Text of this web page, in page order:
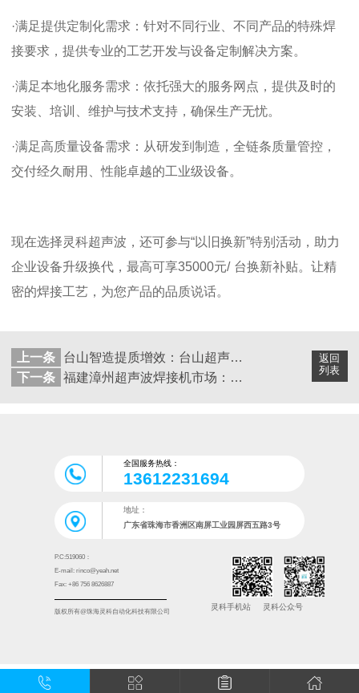
·满足提供定制化需求：针对不同行业、不同产品的特殊焊
接要求，提供专业的工艺开发与设备定制解决方案。
·满足本地化服务需求：依托强大的服务网点，提供及时的
安装、培训、维护与技术支持，确保生产无忧。
·满足高质量设备需求：从研发到制造，全链条质量管控，
交付经久耐用、性能卓越的工业级设备。
现在选择灵科超声波 ，还可参与“以旧换新”特别活动，助力
企业设备升级换代，最高可享35000元/ 台换新补贴。让精
密的焊接工艺，为您产品的品质说话。
返回
列表
上一条
台山智造提质增效：台山超声波焊接技术如何赋能企业升级
下一条
福建漳州超声波焊接机市场：需求升级下的灵科之选
全国服务热线：
13612231694
地址：
广东省珠海市香洲区南屏工业园屏西五路3号
P.C:519060：
E-mail: rinco@yeah.net
Fax: +86 756 8626887
版权所有@珠海灵科自动化科技有限公司
灵科手机站 灵科公众号